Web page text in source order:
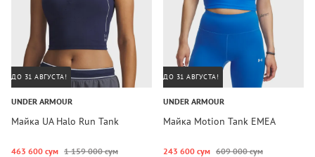
ДО 31 АВГУСТА!
UNDER ARMOUR
Майка UA Halo Run Tank
463 600 сум 1 159 000 сум
ДО 31 АВГУСТА!
UNDER ARMOUR
Майка Motion Tank EMEA
243 600 сум 609 000 сум